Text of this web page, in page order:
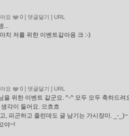
요 0 댓글달기 URL
...
치 저를 위한 이벤트같아용 크 :-)
요 0 댓글달기 URL
을 위한 이벤트 같군요. ^-^ 모두 모두 축하드려
각이 들어요. 으흐흐
, 피곤하고 졸린데도 글 남기는 가시장미. _-_)~
야~!